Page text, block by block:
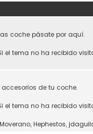
coche pásate por aquí.
el tema no ha recibido
de tu coche.
el tema no ha recibido
Moverano, Hephestos,